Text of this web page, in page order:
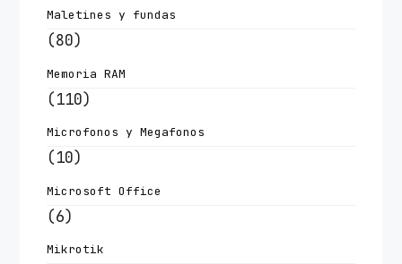
Maletines y fundas
(80)
Memoria RAM
(110)
Microfonos y Megafonos
(10)
Microsoft Office
(6)
Mikrotik